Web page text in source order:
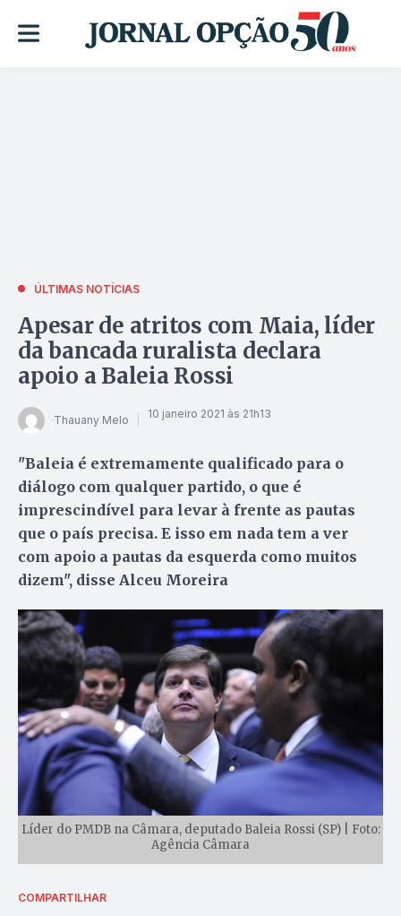
ÚLTIMAS NOTÍCIAS
Apesar de atritos com Maia, líder
da bancada ruralista declara
apoio a Baleia Rossi
Thauany Melo 10 janeiro 2021 às 21h13
"Baleia é extremamente qualificado para o
diálogo com qualquer partido, o que é
imprescindível para levar à frente as pautas
que o país precisa. E isso em nada tem a ver
com apoio a pautas da esquerda como muitos
dizem", disse Alceu Moreira
Líder do PMDB na Câmara, deputado Baleia Rossi (SP) | Foto:
Agência Câmara
COMPARTILHAR